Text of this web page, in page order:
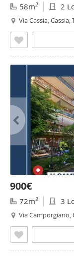
58m2 2
Via Cassia, Cassia,
900€
72m2 3
Via Camporgiano,